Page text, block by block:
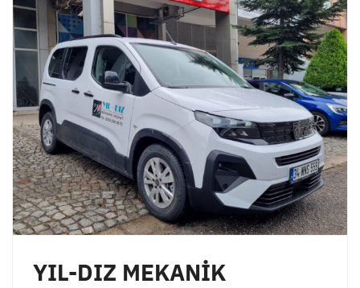
YIL-DIZ MEKANİK